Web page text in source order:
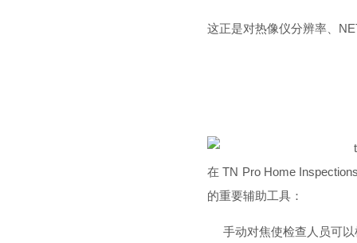
这正是对热像仪分辨率、
在 TN Pro Home
的重要辅助工具：
手动对焦使检查人员可